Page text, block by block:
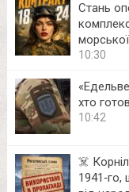
Стань
морської
10:30
хто
10:42
☠️